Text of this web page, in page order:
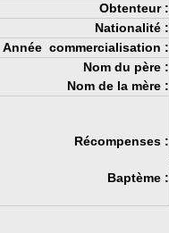
Obtenteur :
Nationalité :
Année commercialisation :
Nom du père :
Nom de la mère :
Récompenses :
Baptème :